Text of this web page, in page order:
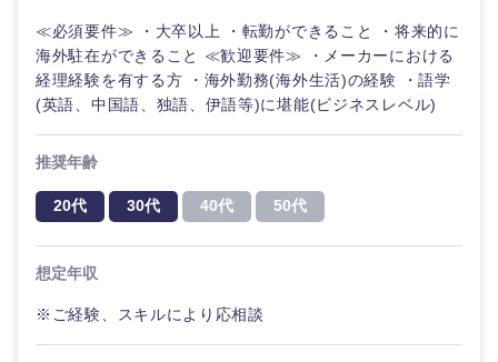
≪必須要件≫ ・大卒以上 ・転勤ができること ・将来的に
海外駐在ができること ≪歓迎要件≫ ・メーカーにおける
経理経験を有する方 ・海外勤務(海外生活)の経験 ・語学
(英語、中国語、独語、伊語等)に堪能(ビジネスレベル)
推奨年齢
20代 30代 40代 50代
想定年収
※ご経験、スキルにより応相談